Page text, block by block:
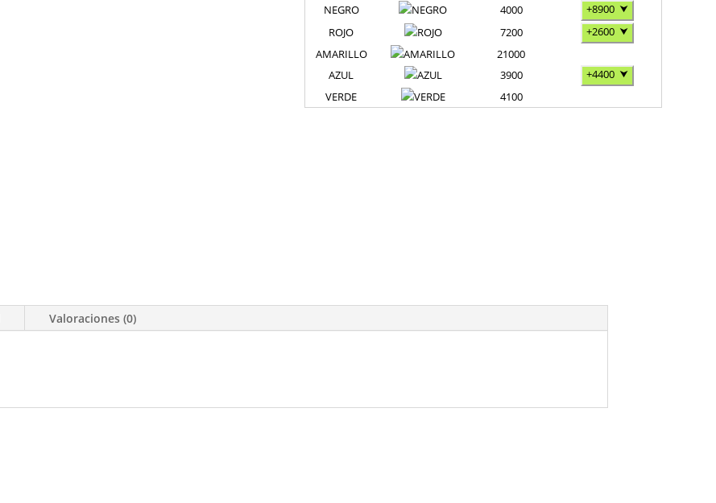
NEGRO
4000 +8900 ⮟
ROJO
7200 +2600 ⮟
AMARILLO
21000
AZUL
3900 +4400 ⮟
VERDE
4100
Valoraciones (0)